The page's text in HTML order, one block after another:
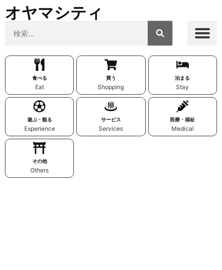
オヤマシティ
食べる
Eat
買う
Shopping
泊まる
Stay
遊ぶ・観る
Experience
サービス
Services
医療・福祉
Medical
その他
Others